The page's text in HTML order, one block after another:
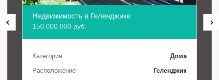
Недвижимость в Геленджике
150.000.000 руб.
Категория
Дома
Расположение
Геленджик